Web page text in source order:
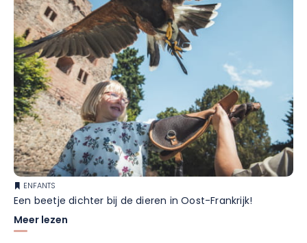
ENFANTS
Een beetje dichter bij de dieren in Oost-Frankrijk!
Meer lezen